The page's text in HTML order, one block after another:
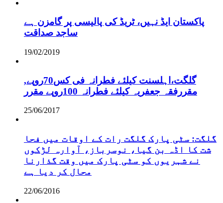
پاکستان ایڈ نہیں، ٹریڈ کی پالیسی پر گامزن ہے
ساجد صداقت
19/02/2019
,گلگت،اہلسنت کیلئے فطرانہ فی کس70روپے
مقررفقہ جعفریہ کیلئے فطرانہ 100روپے مقرر
25/06/2017
گلگت: سٹی پارک گلگت رات کے اوقات میں فحا
شت کا اڈہ بن گیا، نوسرباز، آوارہ لڑکوں
نے شہریوں کو سٹی پارک میں وقت گذارنا
محال کر دیا ہے
22/06/2016